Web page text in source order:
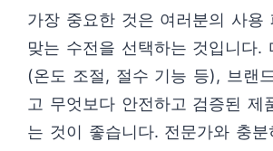
가장 중요한 것은 여러분의 사용
맞는 수전을 선택하는 것입니다.
(온도 조절, 절수 기능 등), 브랜
고 무엇보다 안전하고 검증된 제
는 것이 좋습니다. 전문가와 충